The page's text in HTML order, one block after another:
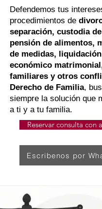
Defendemos tus
procedimientos de
separación, custodia
pensión de alimentos,
de medidas,
económico
familiares y otros
Derecho de Familia,
siempre la solución que
a ti y a tu familia.
Reservar consulta con
Escribenos por